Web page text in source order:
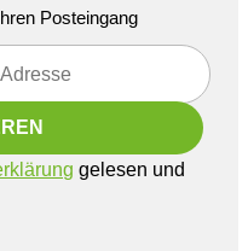
Posteingang
gelesen und